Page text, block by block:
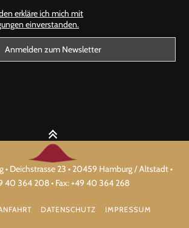
erkläre ich mich mit
einverstanden.
• Deichstrasse 23 • 20459 Hamburg / Altstadt •
40 364 208 • Fax: +49 40 364 268
DATENSCHUTZ IMPRESSUM